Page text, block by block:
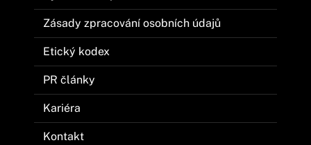
Zásady zpracování osobních údajů
Etický kodex
PR články
Kariéra
Kontakt